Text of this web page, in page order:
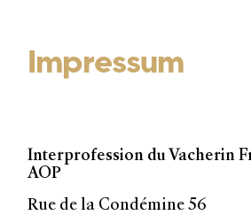
Impressum
Interprofession du Vacherin
AOP
Rue de la Condémine 56